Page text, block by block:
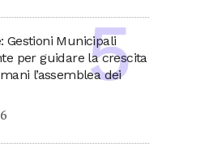
Gestioni Municipali
per guidare la crescita
l’assemblea dei